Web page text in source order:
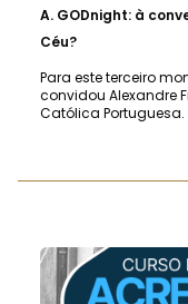
A. GODnight: à
Céu?
Para este terceiro
convidou Alexandre
Católica Portuguesa.